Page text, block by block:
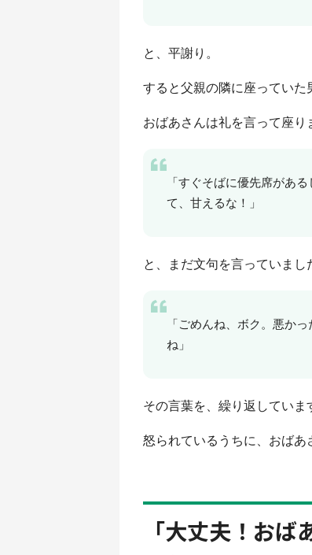
と、平謝り。
すると父親の隣に座っていた
おばあさんは礼を言って座り
「すぐそばに優先席があ
て、甘えるな！」
と、まだ文句を言っていまし
「ごめんね、ボク。悪か
ね」
その言葉を、繰り返していま
怒られているうちに、おばあ
「大丈夫！お